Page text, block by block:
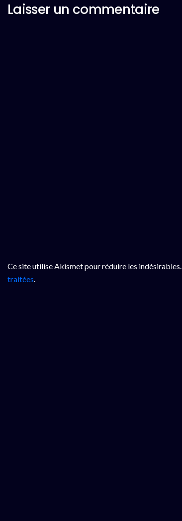
Laisser un commentaire
Ce site utilise Akismet pour réduire les indésirables.
traitées.